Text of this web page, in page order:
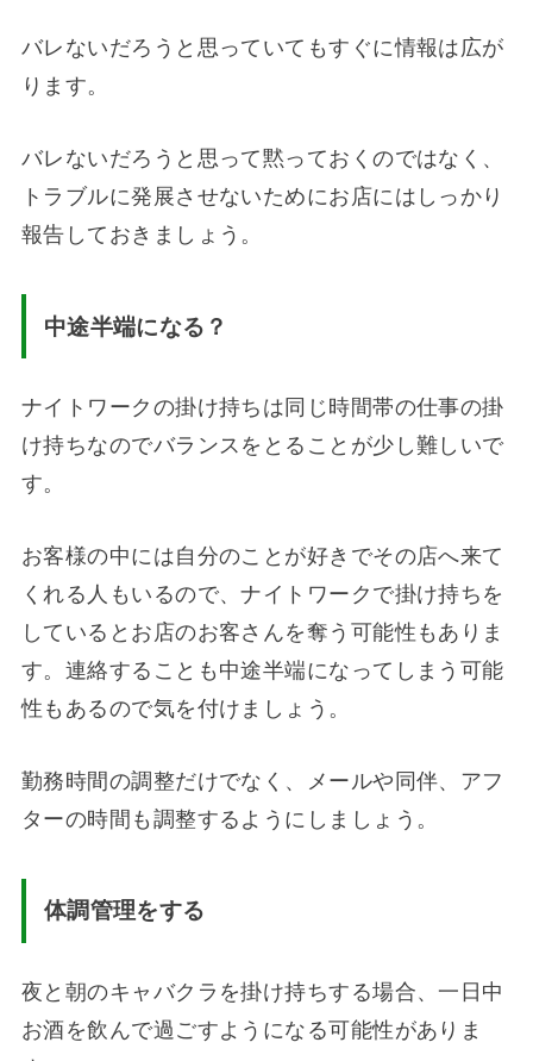
バレないだろうと思っていてもすぐに情報は広が
ります。
バレないだろうと思って黙っておくのではなく、
トラブルに発展させないためにお店にはしっかり
報告しておきましょう。
中途半端になる？
ナイトワークの掛け持ちは同じ時間帯の仕事の掛
け持ちなのでバランスをとることが少し難しいで
す。
お客様の中には自分のことが好きでその店へ来て
くれる人もいるので、ナイトワークで掛け持ちを
しているとお店のお客さんを奪う可能性もありま
す。連絡することも中途半端になってしまう可能
性もあるので気を付けましょう。
勤務時間の調整だけでなく、メールや同伴、アフ
ターの時間も調整するようにしましょう。
体調管理をする
夜と朝のキャバクラを掛け持ちする場合、一日中
お酒を飲んで過ごすようになる可能性がありま